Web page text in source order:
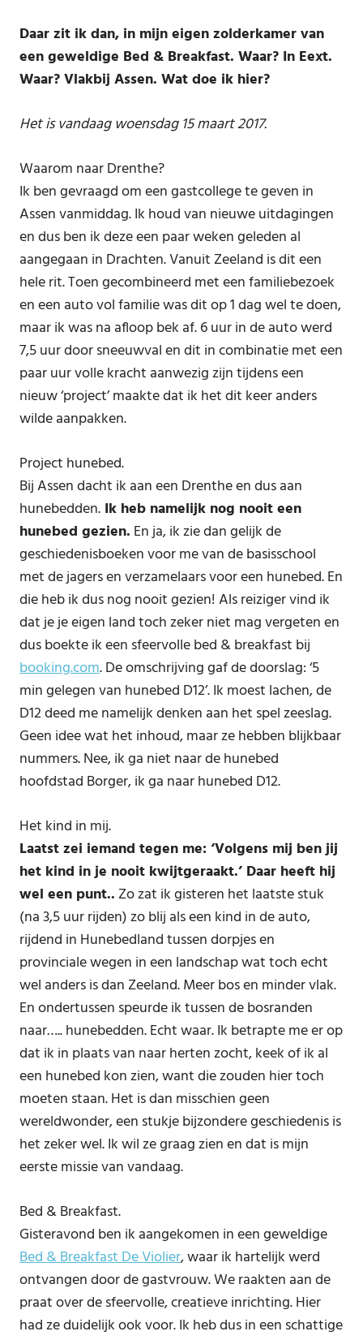
Daar zit ik dan, in mijn eigen zolderkamer van
een geweldige Bed & Breakfast. Waar? In Eext.
Waar? Vlakbij Assen. Wat doe ik hier?
Het is vandaag woensdag 15 maart 2017.
Waarom naar Drenthe?
Ik ben gevraagd om een gastcollege te geven in
Assen vanmiddag. Ik houd van nieuwe uitdagingen
en dus ben ik deze een paar weken geleden al
aangegaan in Drachten. Vanuit Zeeland is dit een
hele rit. Toen gecombineerd met een familiebezoek
en een auto vol familie was dit op 1 dag wel te doen,
maar ik was na afloop bek af. 6 uur in de auto werd
7,5 uur door sneeuwval en dit in combinatie met een
paar uur volle kracht aanwezig zijn tijdens een
nieuw ‘project’ maakte dat ik het dit keer anders
wilde aanpakken.
Project hunebed.
Bij Assen dacht ik aan een Drenthe en dus aan
hunebedden. Ik heb namelijk nog nooit een
hunebed gezien. En ja, ik zie dan gelijk de
geschiedenisboeken voor me van de basisschool
met de jagers en verzamelaars voor een hunebed. En
die heb ik dus nog nooit gezien! Als reiziger vind ik
dat je je eigen land toch zeker niet mag vergeten en
dus boekte ik een sfeervolle bed & breakfast bij
booking.com. De omschrijving gaf de doorslag: ‘5
min gelegen van hunebed D12’. Ik moest lachen, de
D12 deed me namelijk denken aan het spel zeeslag.
Geen idee wat het inhoud, maar ze hebben blijkbaar
nummers. Nee, ik ga niet naar de hunebed
hoofdstad Borger, ik ga naar hunebed D12.
Het kind in mij.
Laatst zei iemand tegen me: ‘Volgens mij ben jij
het kind in je nooit kwijtgeraakt.’ Daar heeft hij
wel een punt.. Zo zat ik gisteren het laatste stuk
(na 3,5 uur rijden) zo blij als een kind in de auto,
rijdend in Hunebedland tussen dorpjes en
provinciale wegen in een landschap wat toch echt
wel anders is dan Zeeland. Meer bos en minder vlak.
En ondertussen speurde ik tussen de bosranden
naar….. hunebedden. Echt waar. Ik betrapte me er op
dat ik in plaats van naar herten zocht, keek of ik al
een hunebed kon zien, want die zouden hier toch
moeten staan. Het is dan misschien geen
wereldwonder, een stukje bijzondere geschiedenis is
het zeker wel. Ik wil ze graag zien en dat is mijn
eerste missie van vandaag.
Bed & Breakfast.
Gisteravond ben ik aangekomen in een geweldige
Bed & Breakfast De Violier, waar ik hartelijk werd
ontvangen door de gastvrouw. We raakten aan de
praat over de sfeervolle, creatieve inrichting. Hier
had ze duidelijk ook voor. Ik heb dus in een schattige